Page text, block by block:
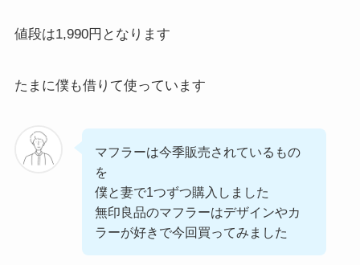
値段は1,990円となります
たまに僕も借りて使っています
マフラーは今季販売されているもの
を
僕と妻で1つずつ購入しました
無印良品のマフラーはデザインやカ
ラーが好きで今回買ってみました